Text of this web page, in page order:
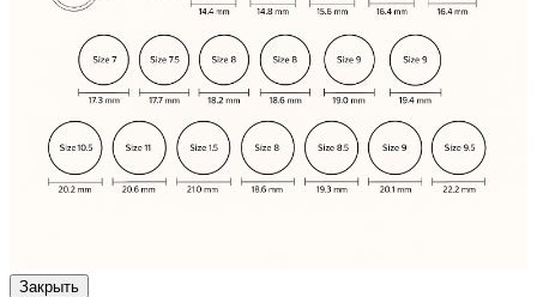
Закрыть